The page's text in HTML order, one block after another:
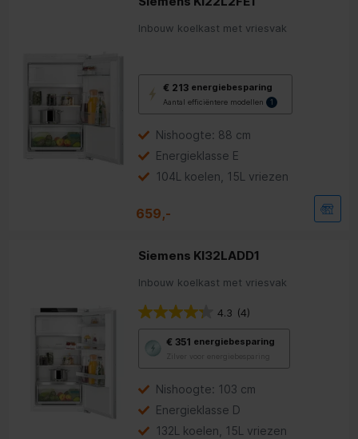
Inbouw koelkast met vriesvak
€ 213 energiebesparing
Aantal efficiëntere modellen 1
deze
knop
Youreko’s
voor
energiebesparing.
Nishoogte: 88 cm
Energieklasse E
104L koelen, 15L vriezen
659,-
Siemens KI32LADD1
Inbouw koelkast met vriesvak
4.3 (4)
€ 351 energiebesparing
Zilver voor energiebesparing
Youreko’s
voor
energiebesparing.
Nishoogte: 103 cm
Energieklasse D
132L koelen, 15L vriezen